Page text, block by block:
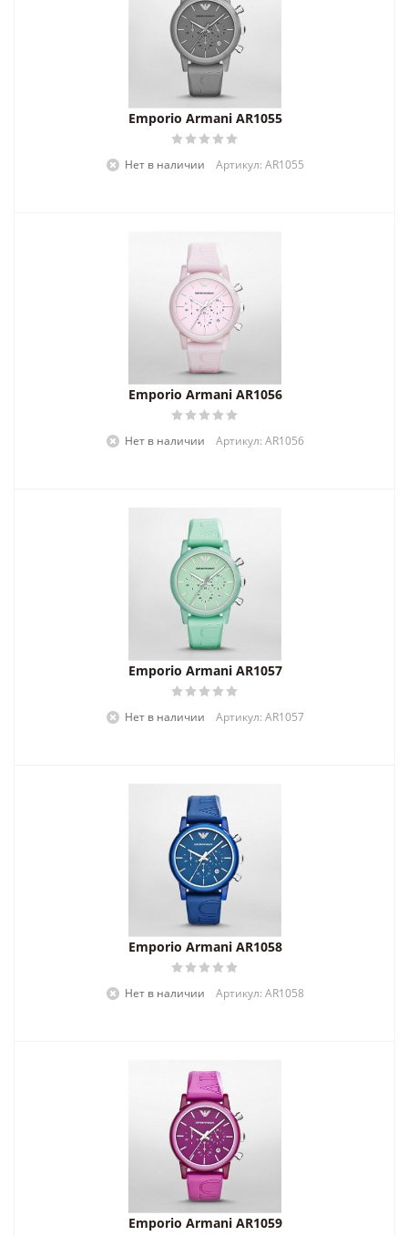
Emporio Armani AR1055
Нет в наличии Артикул: AR1055
Emporio Armani AR1056
Нет в наличии Артикул: AR1056
Emporio Armani AR1057
Нет в наличии Артикул: AR1057
Emporio Armani AR1058
Нет в наличии Артикул: AR1058
Emporio Armani AR1059